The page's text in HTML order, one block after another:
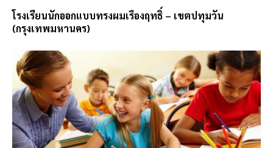
โรงเรียนนักออกแบบทรงผมเรืองฤทธิ์ – เขตปทุมวัน
(กรุงเทพมหานคร)